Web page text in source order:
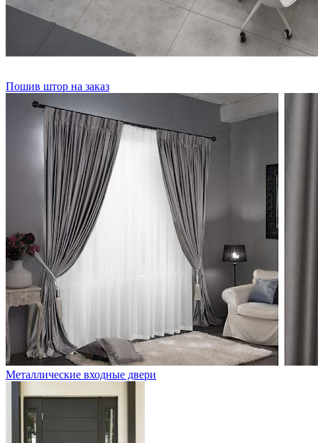
Пошив штор на заказ
Металлические входные двери